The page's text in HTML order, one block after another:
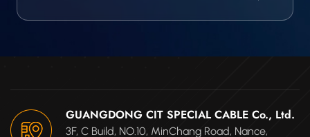
GUANGDONG CIT SPECIAL CABLE Co., Ltd.
3F, C Build, NO.10, MinChang Road, Nance,